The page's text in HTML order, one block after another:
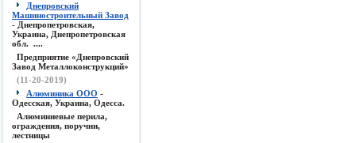
Днепровский
Машиностроительный Завод
- Днепропетровская,
Украина, Днепропетровская
обл. ....
Предприятие «Днепровский
Завод Металлоконструкций»
(11-20-2019)
Алюминика ООО -
Одесская, Украина, Одесса.
Алюминиевые перила,
ограждения, поручни,
лестницы